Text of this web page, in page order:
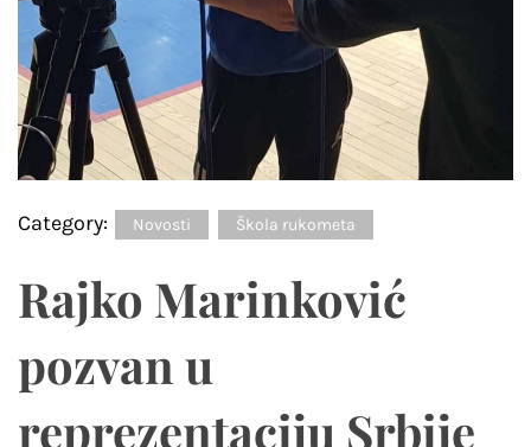
Category: Novosti Škola rukometa
Rajko Marinković
pozvan u
reprezentaciju Srbije